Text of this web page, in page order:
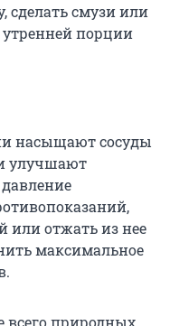
сделать смузи или
утренней порции
насыщают сосуды
улучшают
или отжать из нее
максимальное
всего природных